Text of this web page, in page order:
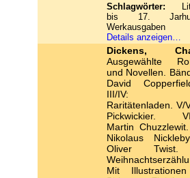
Schlagwörter:
bis 17.
Werkausgaben
Details anzeigen…
Dickens,
Ausgewählte
und Novellen.
David
III/IV:
Raritätenladen. V/
Pickwickier.
Martin
Nikolaus
Oliver Twist.
Mit